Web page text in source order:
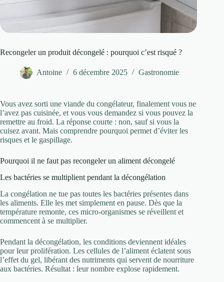
Recongeler un produit décongelé : pourquoi c’est risqué ?
Antoine 6 décembre 2025 Gastronomie
Vous avez sorti une viande du congélateur, finalement vous ne
l’avez pas cuisinée, et vous vous demandez si vous pouvez la
remettre au froid. La réponse courte : non, sauf si vous la
cuisez avant. Mais comprendre pourquoi permet d’éviter les
risques et le gaspillage.
Pourquoi il ne faut pas recongeler un aliment décongelé
Les bactéries se multiplient pendant la décongélation
La congélation ne tue pas toutes les bactéries présentes dans
les aliments. Elle les met simplement en pause. Dès que la
température remonte, ces micro-organismes se réveillent et
commencent à se multiplier.
Pendant la décongélation, les conditions deviennent idéales
pour leur prolifération. Les cellules de l’aliment éclatent sous
l’effet du gel, libérant des nutriments qui servent de nourriture
aux bactéries. Résultat : leur nombre explose rapidement.